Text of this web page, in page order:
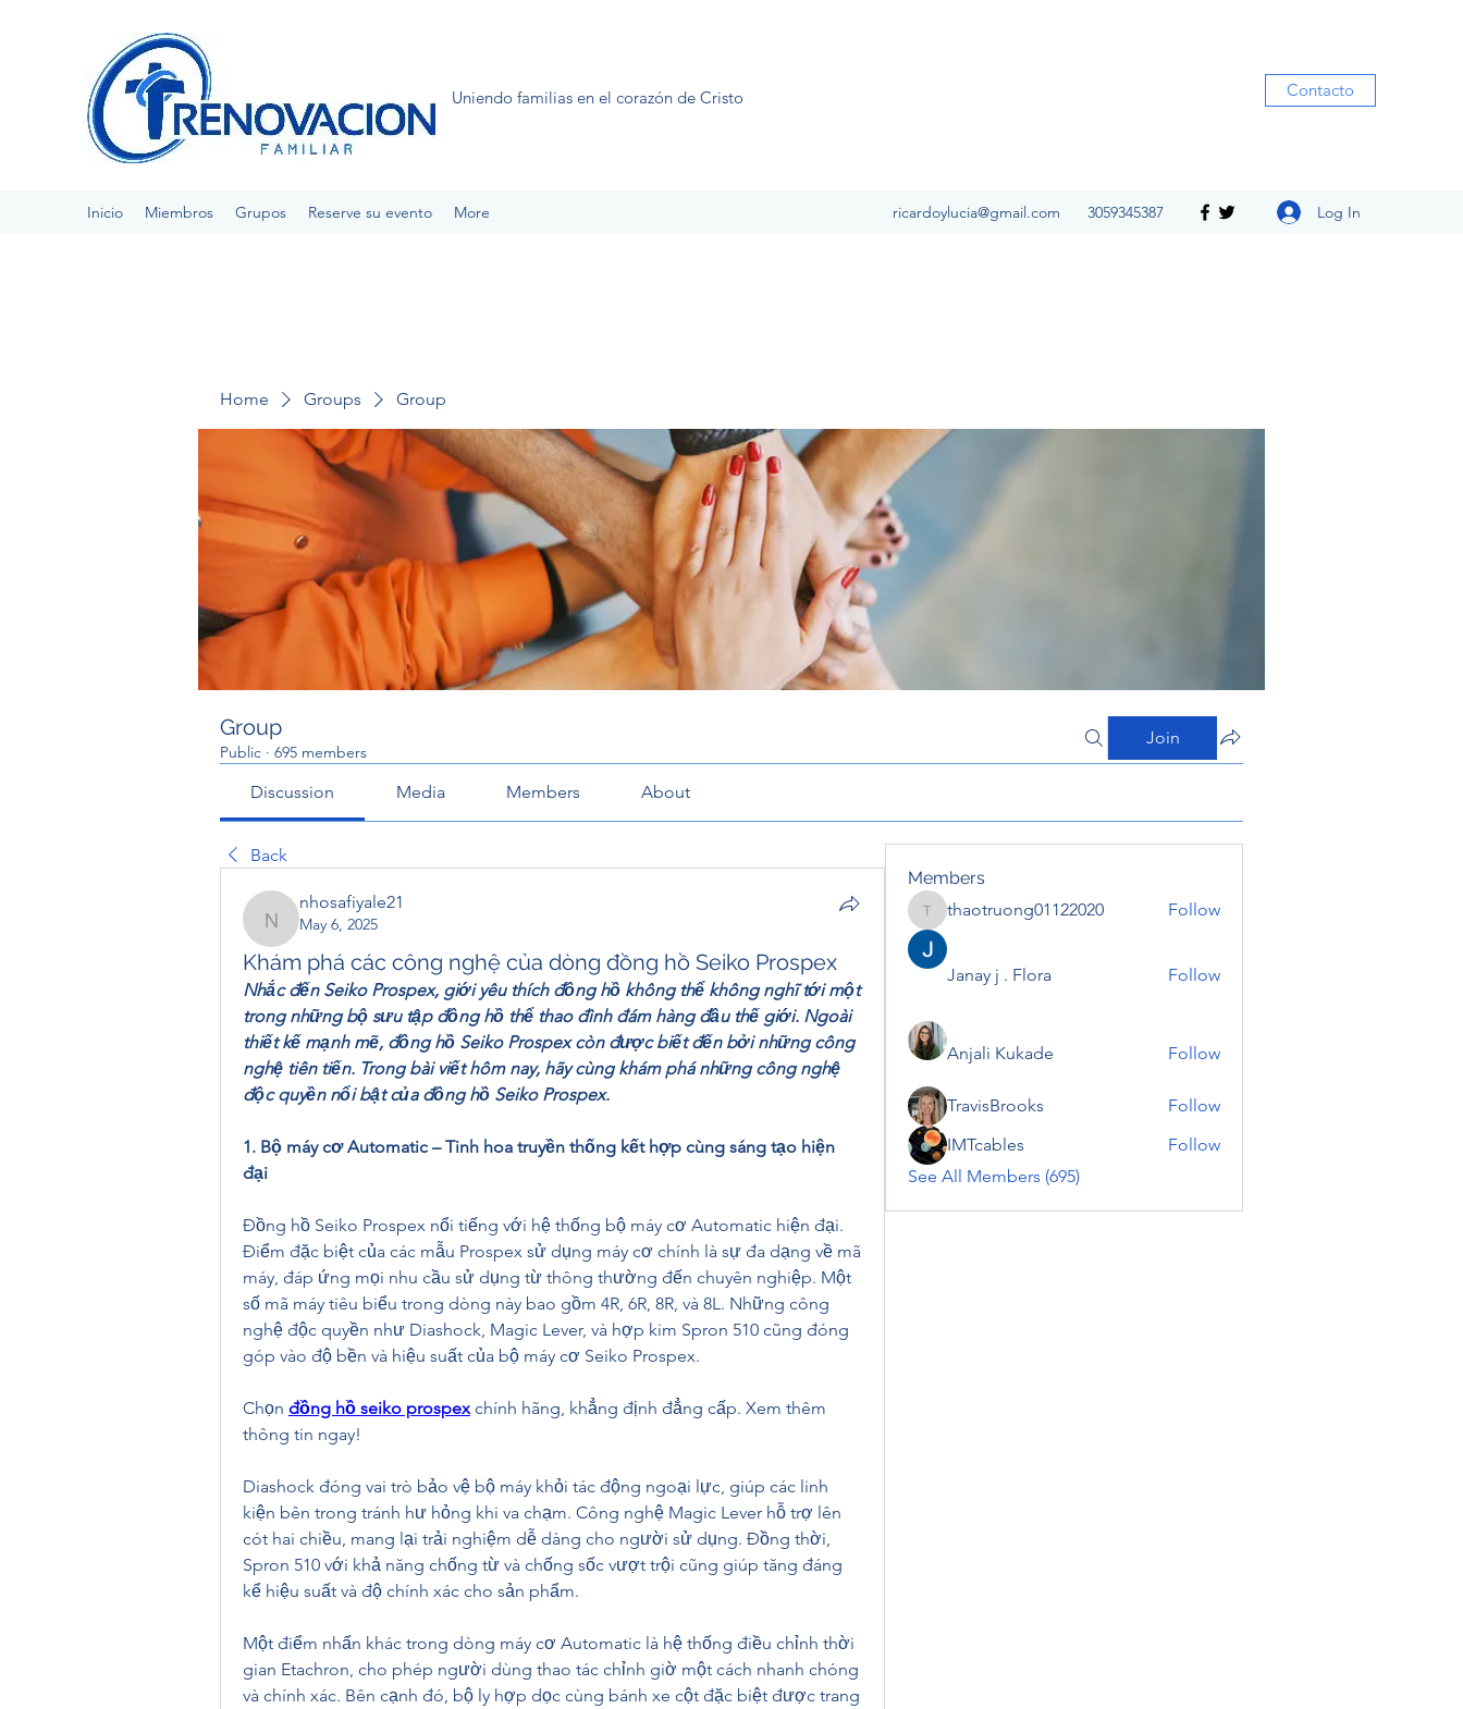
Uniendo familias en el corazón de Cristo Contacto
Inicio Miembros Grupos Reserve su evento More ricardoylucia@gmail.com 3059345387 Log In
Home Groups Group
Group
Public · 695 members
Join
Discussion Media Members About
Back
nhosafiyale21
nhosafiyale21
May 6, 2025
Khám phá các công nghệ của dòng đồng hồ Seiko Prospex
Nhắc đến Seiko Prospex, giới yêu thích đồng hồ không thể không nghĩ tới một
trong những bộ sưu tập đồng hồ thể thao đình đám hàng đầu thế giới. Ngoài
thiết kế mạnh mẽ, đồng hồ Seiko Prospex còn được biết đến bởi những công
nghệ tiên tiến. Trong bài viết hôm nay, hãy cùng khám phá những công nghệ
độc quyền nổi bật của đồng hồ Seiko Prospex.
1. Bộ máy cơ Automatic – Tinh hoa truyền thống kết hợp cùng sáng tạo hiện
đại
Đồng hồ Seiko Prospex nổi tiếng với hệ thống bộ máy cơ Automatic hiện đại.
Điểm đặc biệt của các mẫu Prospex sử dụng máy cơ chính là sự đa dạng về mã
máy, đáp ứng mọi nhu cầu sử dụng từ thông thường đến chuyên nghiệp. Một
số mã máy tiêu biểu trong dòng này bao gồm 4R, 6R, 8R, và 8L. Những công
nghệ độc quyền như Diashock, Magic Lever, và hợp kim Spron 510 cũng đóng
góp vào độ bền và hiệu suất của bộ máy cơ Seiko Prospex.
Chọn đồng hồ seiko prospex chính hãng, khẳng định đẳng cấp. Xem thêm
thông tin ngay!
Diashock đóng vai trò bảo vệ bộ máy khỏi tác động ngoại lực, giúp các linh
kiện bên trong tránh hư hỏng khi va chạm. Công nghệ Magic Lever hỗ trợ lên
cót hai chiều, mang lại trải nghiệm dễ dàng cho người sử dụng. Đồng thời,
Spron 510 với khả năng chống từ và chống sốc vượt trội cũng giúp tăng đáng
kể hiệu suất và độ chính xác cho sản phẩm.
Một điểm nhấn khác trong dòng máy cơ Automatic là hệ thống điều chỉnh thời
gian Etachron, cho phép người dùng thao tác chỉnh giờ một cách nhanh chóng
và chính xác. Bên cạnh đó, bộ ly hợp dọc cùng bánh xe cột đặc biệt được trang
Members
thaotruong01122020
thaotruong01122020 Follow
Janay j . Flora Follow
Anjali Kukade Follow
TravisBrooks
Follow
IMTcables
Follow
See All Members (695)